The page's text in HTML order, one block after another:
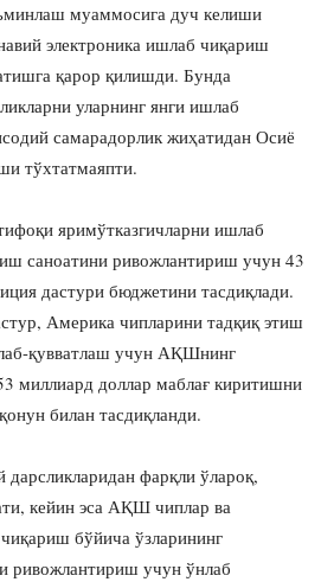
муаммосига дуч келиши
электроника ишлаб чиқариш
қарор қилишди. Бунда
уларнинг янги ишлаб
самарадорлик жиҳатидан Осиё
тўхтатмаяпти.
яримўтказгичларни ишлаб
саноатини ривожлантириш учун 43
дастури бюджетини тасдиқлади.
Америка чипларини тадқиқ этиш
қувватлаш учун АҚШнинг
миллиард доллар маблағ киритишни
билан тасдиқланди.
дарсликларидан фарқли ўлароқ,
кейин эса АҚШ чиплар ва
бўйича ўзларининг
ривожлантириш учун ўнлаб